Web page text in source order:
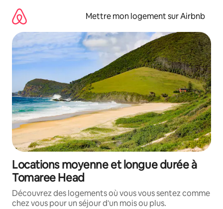
directement
contenu
Mettre mon logement sur Airbnb
Locations moyenne et longue durée à
Tomaree Head
Découvrez des logements où vous vous sentez comme
chez vous pour un séjour d'un mois ou plus.